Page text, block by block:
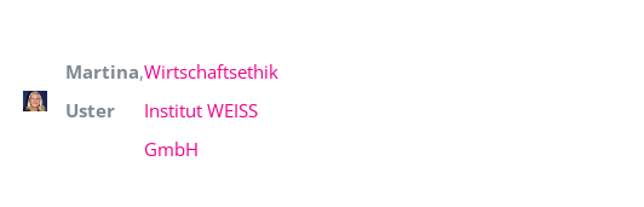
Martina
Uster
,Wirtschaftsethik
Institut WEISS
GmbH